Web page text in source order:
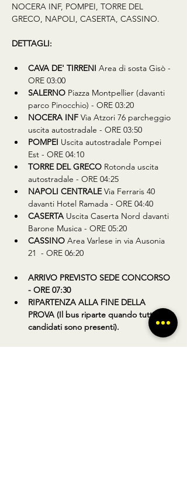
NOCERA INF, POMPEI, TORRE DEL
GRECO, NAPOLI, CASERTA, CASSINO.
DETTAGLI:
CAVA DE' TIRRENI Area di sosta Gisò -
ORE 03:00
SALERNO Piazza Montpellier (davanti
parco Pinocchio) - ORE 03:20
NOCERA INF Via Atzori 76 parcheggio
uscita autostradale - ORE 03:50
POMPEI Uscita autostradale Pompei
Est - ORE 04:10
TORRE DEL GRECO Rotonda uscita
autostradale - ORE 04:25
NAPOLI CENTRALE Via Ferraris 40
davanti Hotel Ramada - ORE 04:40
CASERTA Uscita Caserta Nord davanti
Barone Musica - ORE 05:20
CASSINO Area Varlese in via Ausonia
21  - ORE 06:20
ARRIVO PREVISTO SEDE CONCORSO
- ORE 07:30
RIPARTENZA ALLA FINE DELLA
PROVA (Il bus riparte quando tutti i
candidati sono presenti).